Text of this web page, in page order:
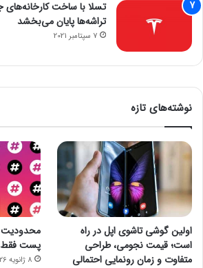
تسلا با ساخت کارخانه‌های
تراشه‌ها پایان می‌بخشد
7 سپتامبر 2021
نوشته‌های تازه
اولین گوشی تاشوی اپل در راه
است؛ قیمت نجومی، طراحی
متفاوت و زمان رونمایی احتمالی
محدودیت
پست
8 ژانویه 2026